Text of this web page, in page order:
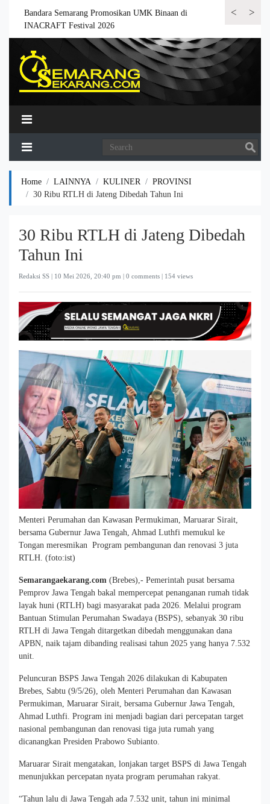
<
Bandara Semarang Promosikan UMK Binaan di
INACRAFT Festival 2026
Bandara>
Home LAINNYA KULINER
PROVINSI
30 Ribu RTLH di Jateng Dibedah Tahun Ini
30 Ribu RTLH di Jateng Dibedah
Tahun Ini
Redaksi SS | 10 Mei 2026, 20:40 pm | 0 comments | 154 views
Menteri Perumahan dan Kawasan Permukiman, Maruarar Sirait,
bersama Gubernur Jawa Tengah, Ahmad Luthfi memukul ke
Tongan meresmikan Program pembangunan dan renovasi 3 juta
RTLH. (foto:ist)
Semarangaekarang.com (Brebes),- Pemerintah pusat bersama
Pemprov Jawa Tengah bakal mempercepat penanganan rumah tidak
layak huni (RTLH) bagi masyarakat pada 2026. Melalui program
Bantuan Stimulan Perumahan Swadaya (BSPS), sebanyak 30 ribu
RTLH di Jawa Tengah ditargetkan dibedah menggunakan dana
APBN, naik tajam dibanding realisasi tahun 2025 yang hanya 7.532
unit.
Peluncuran BSPS Jawa Tengah 2026 dilakukan di Kabupaten
Brebes, Sabtu (9/5/26), oleh Menteri Perumahan dan Kawasan
Permukiman, Maruarar Sirait, bersama Gubernur Jawa Tengah,
Ahmad Luthfi. Program ini menjadi bagian dari percepatan target
nasional pembangunan dan renovasi tiga juta rumah yang
dicanangkan Presiden Prabowo Subianto.
Maruarar Sirait mengatakan, lonjakan target BSPS di Jawa Tengah
menunjukkan percepatan nyata program perumahan rakyat.
“Tahun lalu di Jawa Tengah ada 7.532 unit, tahun ini minimal